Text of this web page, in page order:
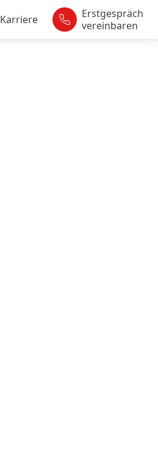
Karriere
Erstgespräch
vereinbaren